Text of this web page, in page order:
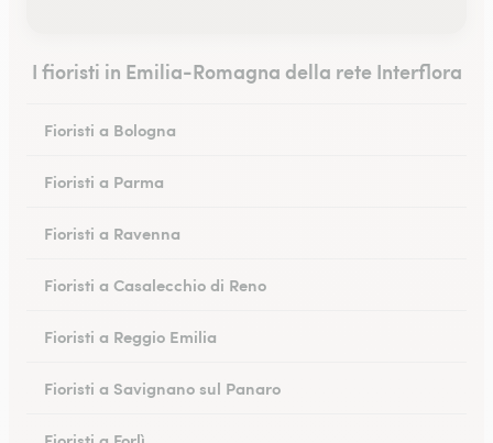
I fioristi in Emilia-Romagna della rete Interflora
Fioristi a Bologna
Fioristi a Parma
Fioristi a Ravenna
Fioristi a Casalecchio di Reno
Fioristi a Reggio Emilia
Fioristi a Savignano sul Panaro